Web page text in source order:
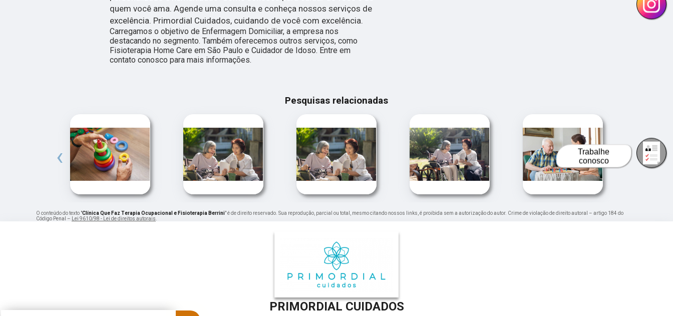
quem você ama. Agende uma consulta e conheça nossos serviços de
excelência. Primordial Cuidados, cuidando de você com excelência.
Carregamos o objetivo de Enfermagem Domiciliar, a empresa nos
destacando no segmento. Também oferecemos outros serviços, como
Fisioterapia Home Care em São Paulo e Cuidador de Idoso. Entre em
contato conosco para mais informações.
Pesquisas relacionadas
‹
O conteúdo do texto "Clínica Que Faz Terapia Ocupacional e Fisioterapia Berrini" é de direito reservado. Sua reprodução, parcial ou total, mesmo citando nossos links, é proibida sem a autorização do autor. Crime de violação de direito autoral – artigo 184 do
Código Penal –
Lei 9610/98 - Lei de direitos autorais
PRIMORDIAL CUIDADOS
Trabalhe
conosco